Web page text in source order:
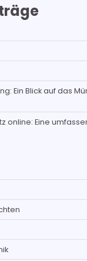
Ein Blick auf das
online: Eine